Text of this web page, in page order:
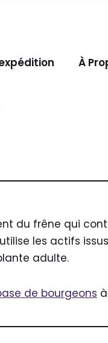
À
du frêne qui
les actifs
adulte.
de bourgeons